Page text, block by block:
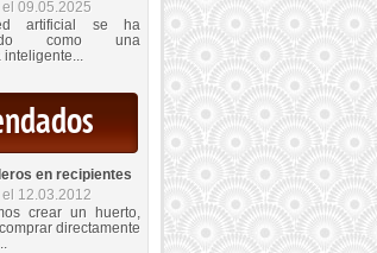
09.05.2025
artificial se ha
como una
inteligente...
en recipientes
12.03.2012
crear un huerto,
directamente